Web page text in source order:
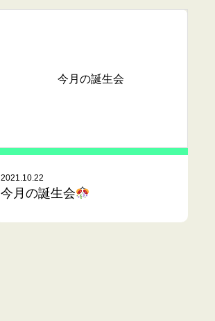
今月の誕生会
2021.10.22
今月の誕生会